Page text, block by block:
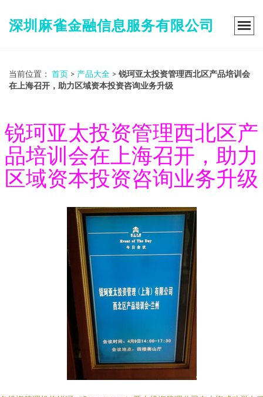
深圳麻雀金融信息服务有限公司
当前位置： 首页 > 产品大全 > 锐珂亚太投资管理西北区产品培训会
在上海召开，助力区域资本投资咨询业务升级
锐珂亚太投资管理西北区产
品培训会在上海召开，助力
区域资本投资咨询业务升级